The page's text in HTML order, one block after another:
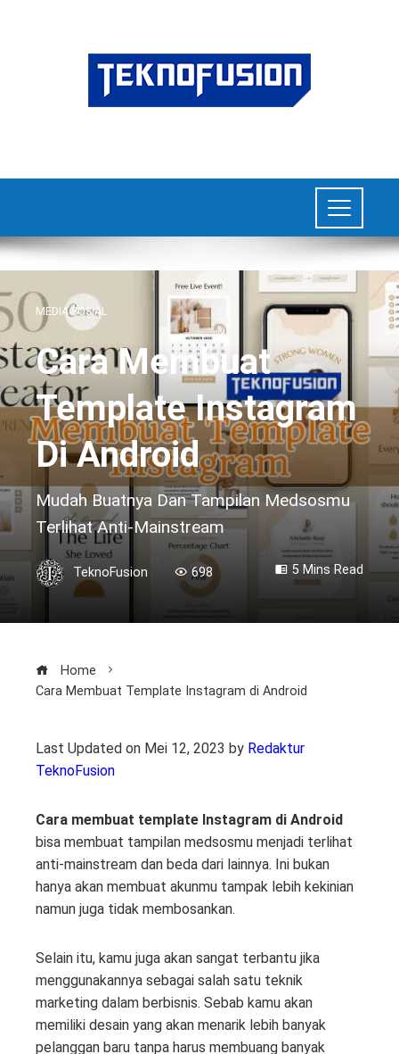
MEDIA SOSIAL
Cara Membuat
Template Instagram
Di Android
Mudah Buatnya Dan Tampilan Medsosmu
Terlihat Anti-Mainstream
TeknoFusion 698 5 Mins Read
Home
Cara Membuat Template Instagram di Android
Last Updated on Mei 12, 2023 by Redaktur
TeknoFusion
Cara membuat template Instagram di Android
bisa membuat tampilan medsosmu menjadi terlihat
anti-mainstream dan beda dari lainnya. Ini bukan
hanya akan membuat akunmu tampak lebih kekinian
namun juga tidak membosankan.
Selain itu, kamu juga akan sangat terbantu jika
menggunakannya sebagai salah satu teknik
marketing dalam berbisnis. Sebab kamu akan
memiliki desain yang akan menarik lebih banyak
pelanggan baru tanpa harus membuang banyak